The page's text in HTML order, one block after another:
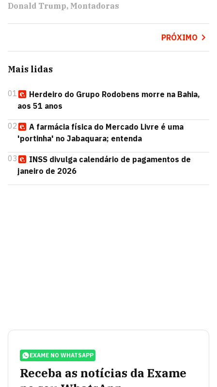
Donald Trump Montadoras
PRÓXIMO
Mais lidas
01
Herdeiro do Grupo Rodobens morre na Bahia,
aos 51 anos
02
A farmácia física do Mercado Livre é uma
'portinha' no Jabaquara; entenda
03
INSS divulga calendário de pagamentos de
janeiro de 2026
EXAME NO WHATSAPP
Receba as notícias da Exame